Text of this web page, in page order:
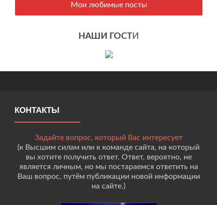
Мои любимые посты
НАШИ ГОСТИ
КОНТАКТЫ
Задайте вопрос, который Вас интересует
(к Высшим силам или к команде сайта, на который
вы хотите получить ответ. Ответ, вероятно, не
является личным, но мы постараемся ответить на
Ваш вопрос, путём публикации новой информации
на сайте.)